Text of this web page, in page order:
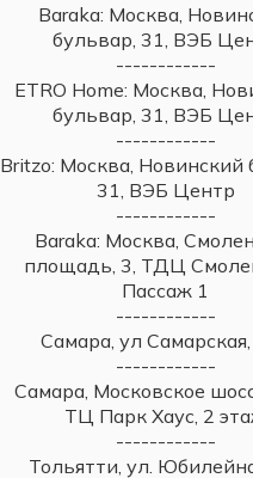
Baraka: Москва,
бульвар, 31, ВЭБ
------------
ETRO Home: Москва,
бульвар, 31, ВЭБ
------------
Britzo: Москва, Новинский
31, ВЭБ Центр
------------
Baraka: Москва,
площадь, 3, ТДЦ
Пассаж 1
------------
Самара, ул
------------
Самара, Московское
ТЦ Парк Хаус, 2
------------
Тольятти, ул.